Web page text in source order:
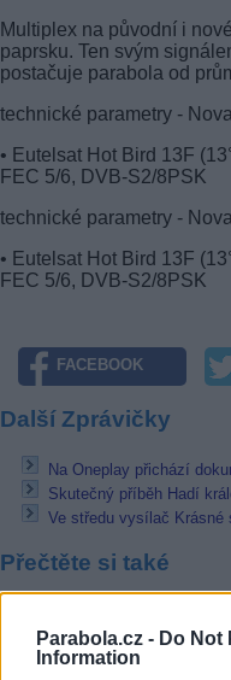
Parabola.cz - Do Not
Information
Multiplex na původní i
paprsku. Ten svým
postačuje parabola od
technické parametry -
• Eutelsat Hot Bird 13F
FEC 5/6, DVB-S2/8PSK
technické parametry -
• Eutelsat Hot Bird 13F
FEC 5/6, DVB-S2/8PSK
FACEBOOK
Další Zprávičky
Na Oneplay přichází
Skutečný příběh Hadí
Ve středu vysílač Krásné
Přečtěte si také
Astra TV s nový
Cadena Tres bude